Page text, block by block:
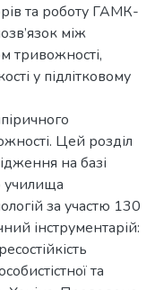
та роботу ГАМК-
між
тривожності,
у підлітковому
Цей розділ
на базі
училища
за участю 130
інструментарій:
та